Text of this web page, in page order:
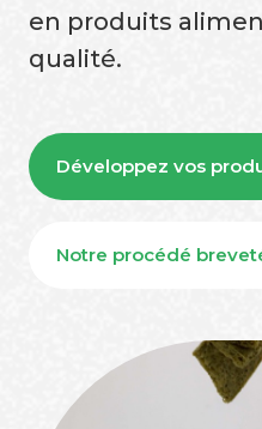
en produits
qualité.
Développez vos
Notre procédé